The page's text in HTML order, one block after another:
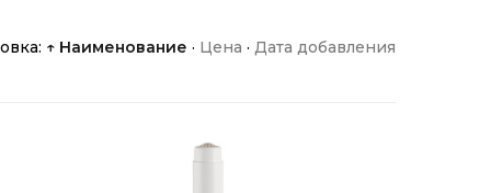
↑ Наименование · Цена · Дата добавления